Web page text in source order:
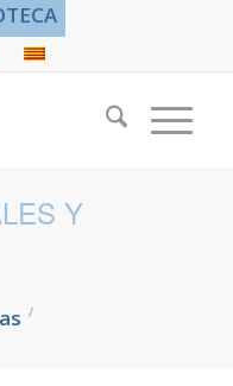
Y
/